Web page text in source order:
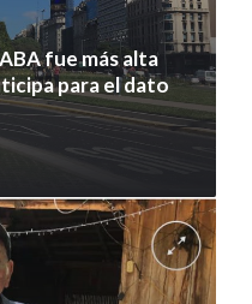
fue más alta
para el dato